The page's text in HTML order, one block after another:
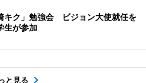
キク」勉強会 ビジョン大使就任を
生が参加
と見る